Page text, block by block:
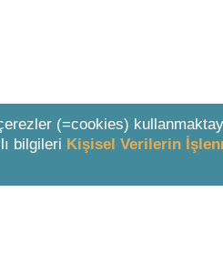
Highlight Text
(=cookies)
bilgileri Kişisel Verilerin